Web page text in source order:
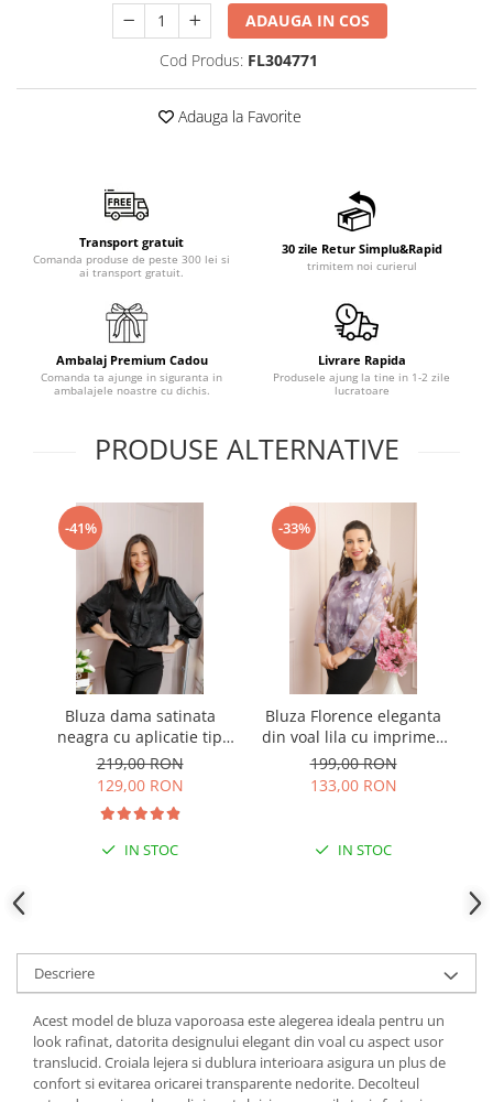
ADAUGA IN COS
Cod Produs: FL304771
Adauga la Favorite
Transport gratuit
Comanda produse de peste 300 lei si
ai transport gratuit.
30 zile Retur Simplu&Rapid
trimitem noi curierul
Ambalaj Premium Cadou
Comanda ta ajunge in siguranta in
ambalajele noastre cu dichis.
Livrare Rapida
Produsele ajung la tine in 1-2 zile
lucratoare
PRODUSE ALTERNATIVE
-41%
Bluza dama satinata
neagra cu aplicatie tip
cravata Yvonne
219,00 RON
129,00 RON
IN STOC
-33%
Bluza Florence eleganta
din voal lila cu imprimeu
floral
199,00 RON
133,00 RON
IN STOC
Descriere
Acest model de bluza vaporoasa este alegerea ideala pentru un
look rafinat, datorita designului elegant din voal cu aspect usor
translucid. Croiala lejera si dublura interioara asigura un plus de
confort si evitarea oricarei transparente nedorite. Decolteul